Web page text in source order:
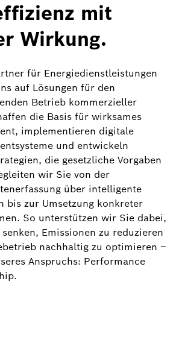
mit
Wirkung.
für Energiedienstleistungen
auf Lösungen für den
Betrieb kommerzieller
die Basis für wirksames
implementieren digitale
und entwickeln
die gesetzliche Vorgaben
wir Sie von der
über intelligente
bis zur Umsetzung konkreter
So unterstützen wir Sie dabei,
Emissionen zu reduzieren
nachhaltig zu optimieren –
Anspruchs: Performance